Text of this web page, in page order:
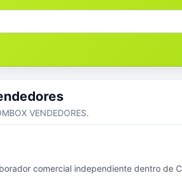
VENDEDORES.
comercial independiente dentro de